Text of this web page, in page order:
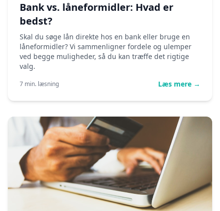
Bank vs. låneformidler: Hvad er
bedst?
Skal du søge lån direkte hos en bank eller bruge en
låneformidler? Vi sammenligner fordele og ulemper
ved begge muligheder, så du kan træffe det rigtige
valg.
7 min. læsning Læs mere →